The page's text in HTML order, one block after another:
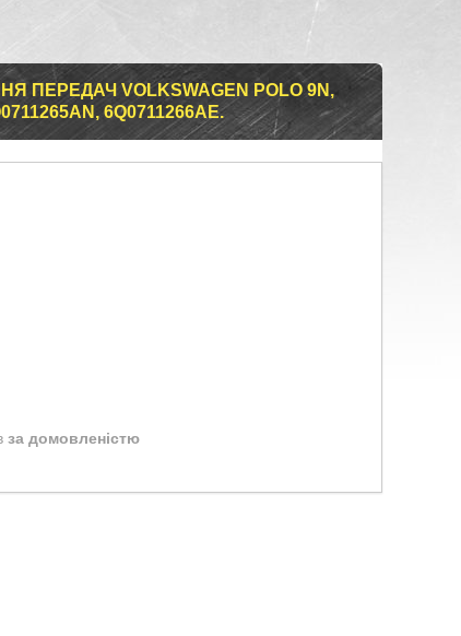
ПЕРЕДАЧ VOLKSWAGEN POLO 9N,
6Q0711266AE.
за домовленістю